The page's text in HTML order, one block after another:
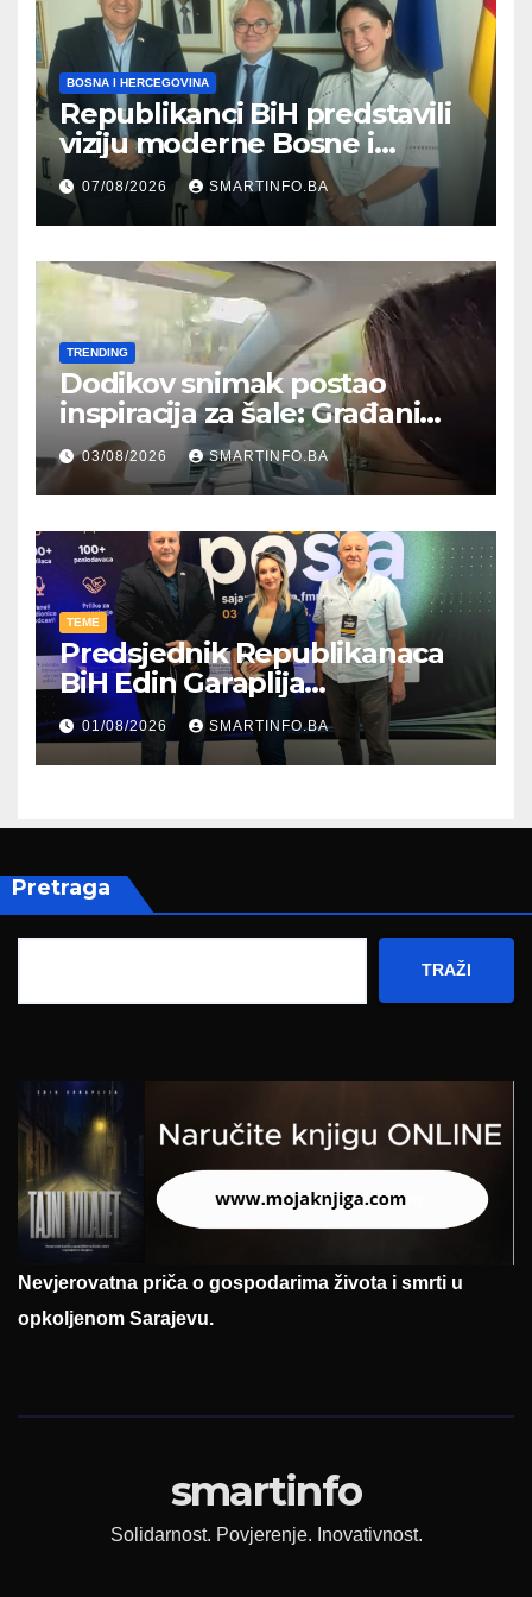
BOSNA I HERCEGOVINA
Republikanci BiH predstavili
viziju moderne Bosne i
Hercegovine ambasadoru
Njemačke
07/08/2026 SMARTINFO.BA
TRENDING
Dodikov snimak postao
inspiracija za šale: Građani
kroz parodiju poslali poruku
03/08/2026 SMARTINFO.BA
TEME
Predsjednik Republikanaca
BiH Edin Garaplija
prisustvovao prezentaciji
Federalnog sajma
zapošljavanja
01/08/2026 SMARTINFO.BA
Pretraga
TRAŽI
Nevjerovatna priča o gospodarima života i smrti u
opkoljenom Sarajevu.
smartinfo
Solidarnost. Povjerenje. Inovativnost.